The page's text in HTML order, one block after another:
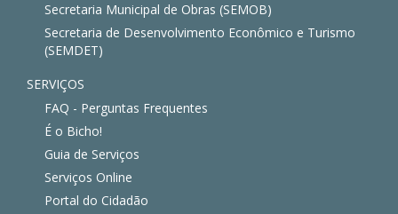
Secretaria Municipal de Obras (SEMOB)
Secretaria de Desenvolvimento Econômico e Turismo
(SEMDET)
SERVIÇOS
FAQ - Perguntas Frequentes
É o Bicho!
Guia de Serviços
Serviços Online
Portal do Cidadão